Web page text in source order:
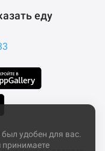
еду
удобен для вас.